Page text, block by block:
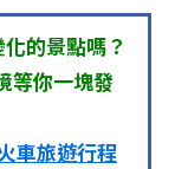
的景點嗎？
等你一塊發
火車旅遊行程